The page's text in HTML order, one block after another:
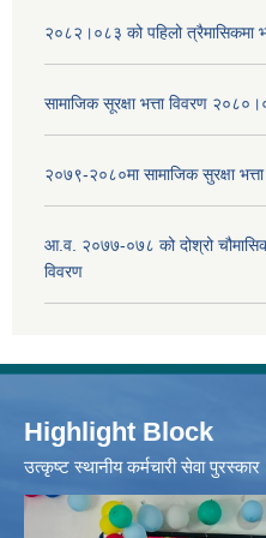
२०८२।०८३ को पहिलो त्रैमासिकमा
सामाजिक सूरक्षा भत्ता विवरण
२०७९-२०८०मा सामाजिक सुरक्षा भत्ता
आ.व. २०७७-०७८ को दोश्रो चौमासिक
विवरण
Highlight Block
उत्‍कृष्ट स्थानीय कर्मचारी सेवा पुरस्कार